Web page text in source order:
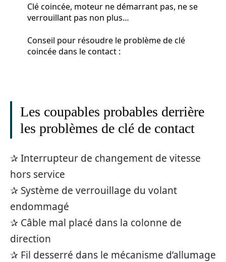
Clé coincée, moteur ne démarrant pas, ne se
verrouillant pas non plus…
Conseil pour résoudre le problème de clé
coincée dans le contact :
Les coupables probables derrière
les problèmes de clé de contact
✰ Interrupteur de changement de vitesse
hors service
✰ Système de verrouillage du volant
endommagé
✰ Câble mal placé dans la colonne de
direction
✰ Fil desserré dans le mécanisme d’allumage